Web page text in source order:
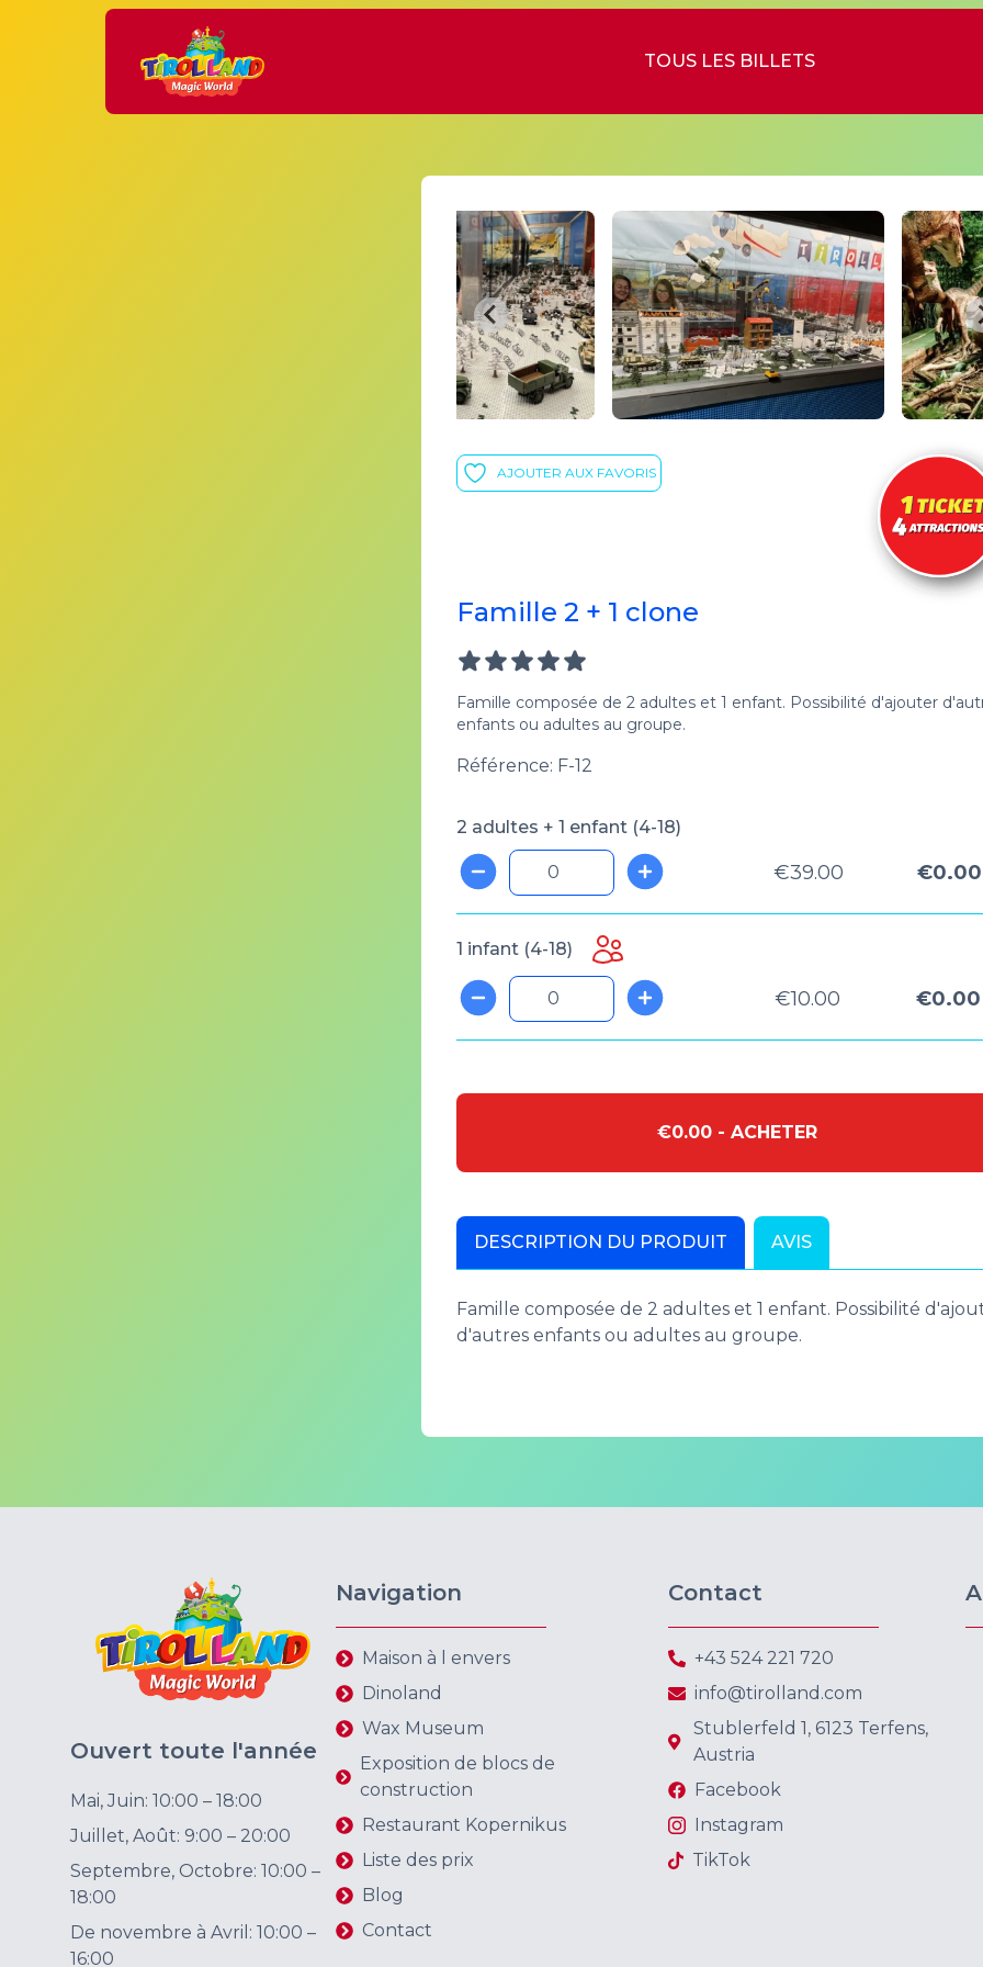
TOUS LES BILLETS
AJOUTER AUX FAVORIS
Famille 2 + 1 clone
Famille composée de 2 adultes et 1 enfant. Possibilité d'ajouter
enfants ou adultes au groupe.
Référence: F-12
2 adultes + 1 enfant (4-18)
€39.00 €0.00
1 infant (4-18)
€10.00 €0.00
€0.00 - ACHETER
DESCRIPTION DU PRODUIT AVIS
Famille composée de 2 adultes et 1 enfant. Possibilité
d'autres enfants ou adultes au groupe.
Ouvert toute l'année
Mai, Juin: 10:00 – 18:00
Juillet, Août: 9:00 – 20:00
Septembre, Octobre: 10:00 –
18:00
De novembre à Avril: 10:00 –
16:00
Navigation
Maison à l envers
Dinoland
Wax Museum
Exposition de blocs de
construction
Restaurant Kopernikus
Liste des prix
Blog
Contact
Contact
+43 524 221 720
info@tirolland.com
Stublerfeld 1, 6123 Terfens,
Austria
Facebook
Instagram
TikTok